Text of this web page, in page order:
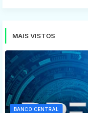
MAIS VISTOS
BANCO CENTRAL